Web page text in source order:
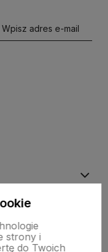
adres e-mail
strony i
do Twoich